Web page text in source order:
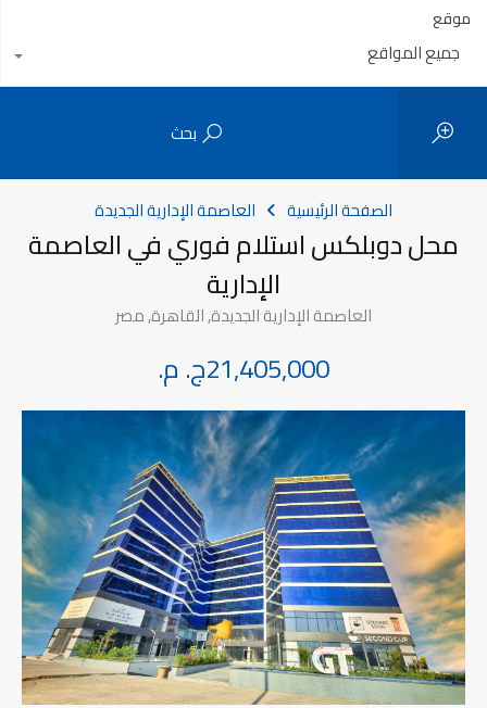
موقع
جميع المواقع
بحث
الصفحة الرئيسية العاصمة الإدارية الجديدة
محل دوبلكس استلام فوري في العاصمة
الإدارية
العاصمة الإدارية الجديدة, القاهرة, مصر
21,405,000ج. م.